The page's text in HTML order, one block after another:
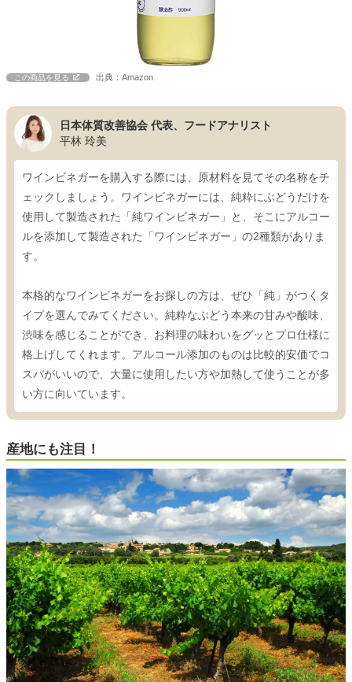
この商品を見る 出典：Amazon
日本体質改善協会 代表、フードアナリスト
平林 玲美
ワインビネガーを購入する際には、原材料を見てその名称をチ
ェックしましょう。ワインビネガーには、純粋にぶどうだけを
使用して製造された「純ワインビネガー」と、そこにアルコー
ルを添加して製造された「ワインビネガー」の2種類がありま
す。
本格的なワインビネガーをお探しの方は、ぜひ「純」がつくタ
イプを選んでみてください。純粋なぶどう本来の甘みや酸味、
渋味を感じることができ、お料理の味わいをグッとプロ仕様に
格上げしてくれます。アルコール添加のものは比較的安価でコ
スパがいいので、大量に使用したい方や加熱して使うことが多
い方に向いています。
産地にも注目！